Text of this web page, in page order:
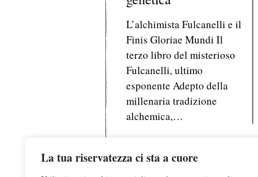
La tua riservatezza ci sta a cuore
L’alchimista Fulcanelli e il
Finis Gloriae Mundi Il
terzo libro del misterioso
Fulcanelli, ultimo
esponente Adepto della
millenaria tradizione
alchemica,…